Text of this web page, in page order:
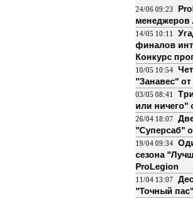
24/06 09:23
менеджеров
14/05 10:11
финалов
Конкурс
10/05 10:54
"Занавес"
03/05 08:41
или ничего"
26/04 18:07
"Суперсаб"
19/04 09:34
сезона
ProLegion
11/04 13:07
"Точный